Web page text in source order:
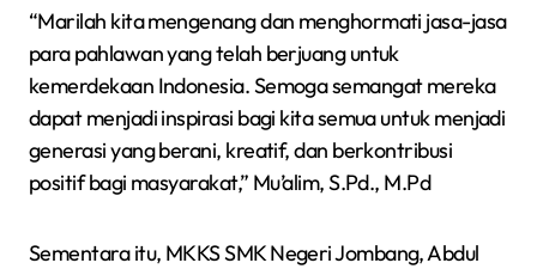
“Marilah kita mengenang dan menghormati jasa-jasa
para pahlawan yang telah berjuang untuk
kemerdekaan Indonesia. Semoga semangat mereka
dapat menjadi inspirasi bagi kita semua untuk menjadi
generasi yang berani, kreatif, dan berkontribusi
positif bagi masyarakat,” Mu’alim, S.Pd., M.Pd
Sementara itu, MKKS SMK Negeri Jombang, Abdul